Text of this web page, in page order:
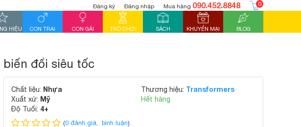
Đăng ký Đăng nhập Mua hàng 090.452.8848 0
HIỆU CON TRAI CON GÁI TRÒ CHƠI SÁCH KHUYẾN MẠI BLOG
biến đổi siêu tốc
Chất liệu: Nhựa
Xuất xứ: Mỹ
Độ Tuổi: 4+
Thương hiệu: Transformers
Hết hàng
(0 đánh giá, bình luận)